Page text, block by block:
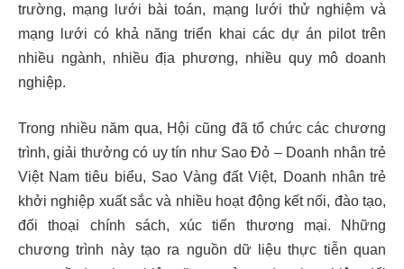
trường, mạng lưới bài toán, mạng lưới thử nghiệm và
mạng lưới có khả năng triển khai các dự án pilot trên
nhiều ngành, nhiều địa phương, nhiều quy mô doanh
nghiệp.
Trong nhiều năm qua, Hội cũng đã tổ chức các chương
trình, giải thưởng có uy tín như Sao Đỏ – Doanh nhân trẻ
Việt Nam tiêu biểu, Sao Vàng đất Việt, Doanh nhân trẻ
khởi nghiệp xuất sắc và nhiều hoạt động kết nối, đào tạo,
đối thoại chính sách, xúc tiến thương mại. Những
chương trình này tạo ra nguồn dữ liệu thực tiễn quan